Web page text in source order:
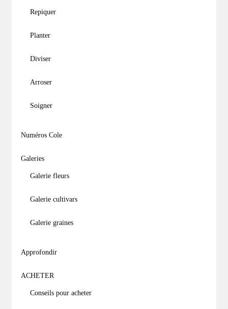
Repiquer
Planter
Diviser
Arroser
Soigner
Numéros Cole
Galeries
Galerie fleurs
Galerie cultivars
Galerie graines
Approfondir
ACHETER
Conseils pour acheter